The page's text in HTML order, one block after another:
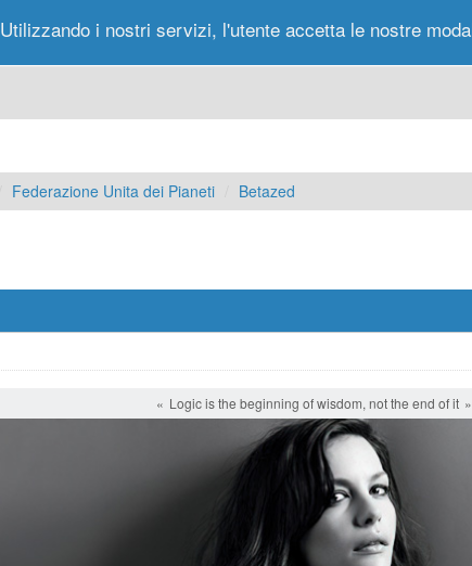
Portale Forum Nuovi Messaggi
Federazione Unita dei Pianeti Betazed
Logic is the beginning of wisdom, not the end of it
i nostri servizi, l'utente accetta le nostre